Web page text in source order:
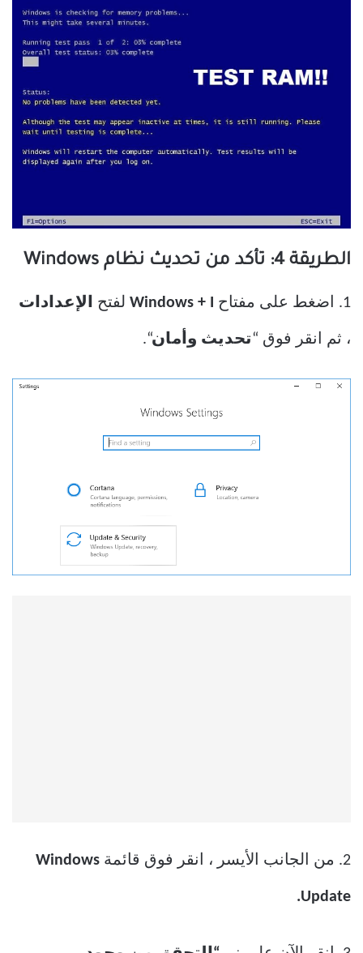
الطريقة 4: تأكد من تحديث نظام Windows
1. اضغط على مفتاح Windows + I لفتح الإعدادات
، ثم انقر فوق “ تحديث وأمان“.
2. من الجانب الأيسر ، انقر فوق قائمة Windows
Update.